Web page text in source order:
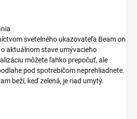
svetelného ukazovateľa Beam on
aktuálnom stave umývacieho
môžete ľahko prepočuť, ale
pod spotrebičom neprehliadnete.
beží, keď zelená, je riad umytý.